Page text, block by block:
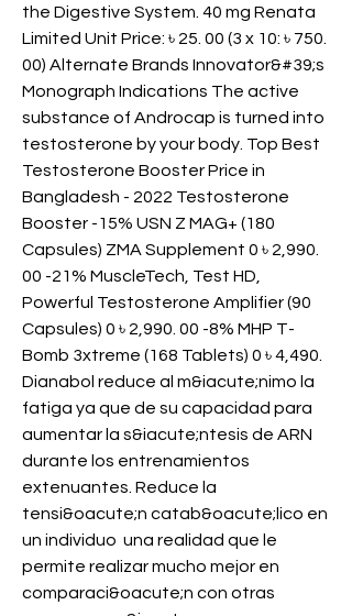
the Digestive System. 40 mg Renata
Limited Unit Price: ৳ 25. 00 (3 x 10: ৳ 750.
00) Alternate Brands Innovator&#39;s
Monograph Indications The active
substance of Androcap is turned into
testosterone by your body. Top Best
Testosterone Booster Price in
Bangladesh - 2022 Testosterone
Booster -15% USN Z MAG+ (180
Capsules) ZMA Supplement 0 ৳ 2,990.
00 -21% MuscleTech, Test HD,
Powerful Testosterone Amplifier (90
Capsules) 0 ৳ 2,990. 00 -8% MHP T-
Bomb 3xtreme (168 Tablets) 0 ৳ 4,490.
Dianabol reduce al m&iacute;nimo la
fatiga ya que de su capacidad para
aumentar la s&iacute;ntesis de ARN
durante los entrenamientos
extenuantes. Reduce la
tensi&oacute;n catab&oacute;lico en
un individuo  una realidad que le
permite realizar mucho mejor en
comparaci&oacute;n con otras